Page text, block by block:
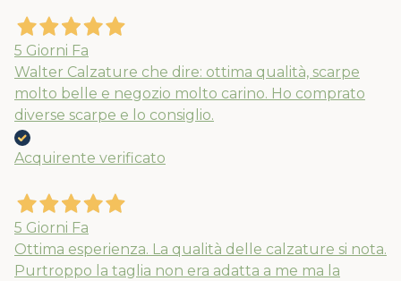
5 Giorni Fa
Walter Calzature che dire: ottima qualità, scarpe
molto belle e negozio molto carino. Ho comprato
diverse scarpe e lo consiglio.
Acquirente verificato
5 Giorni Fa
Ottima esperienza. La qualità delle calzature si nota.
Purtroppo la taglia non era adatta a me ma la